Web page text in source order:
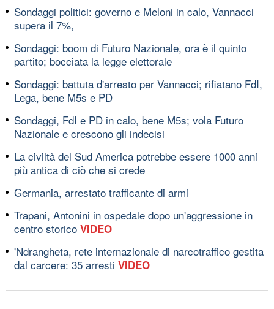
Sondaggi politici: governo e Meloni in calo, Vannacci
supera il 7%,
Sondaggi: boom di Futuro Nazionale, ora è il quinto
partito; bocciata la legge elettorale
Sondaggi: battuta d'arresto per Vannacci; rifiatano FdI,
Lega, bene M5s e PD
Sondaggi, FdI e PD in calo, bene M5s; vola Futuro
Nazionale e crescono gli indecisi
La civiltà del Sud America potrebbe essere 1000 anni
più antica di ciò che si crede
Germania, arrestato trafficante di armi
Trapani, Antonini in ospedale dopo un'aggressione in
centro storico VIDEO
'Ndrangheta, rete internazionale di narcotraffico gestita
dal carcere: 35 arresti VIDEO